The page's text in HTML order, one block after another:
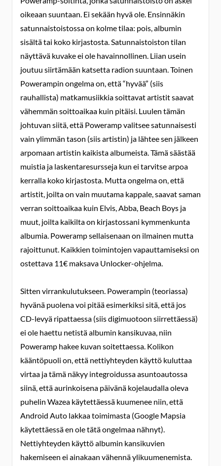
oikeaan suuntaan. Ei sekään hyvä ole. Ensinnäkin
satunnaistoistossa on kolme tilaa: pois, albumin
sisältä tai koko kirjastosta. Satunnaistoiston tilan
näyttävä kuvake ei ole havainnollinen. Liian usein
joutuu siirtämään katsetta radion suuntaan. Toinen
Powerampin ongelma on, että “hyvää” (siis
rauhallista) matkamusiikkia soittavat artistit saavat
vähemmän soittoaikaa kuin pitäisi. Luulen tämän
johtuvan siitä, että Poweramp valitsee satunnaisesti
vain ylimmän tason (siis artistin) ja lähtee sen jälkeen
arpomaan artistin kaikista albumeista. Tämä säästää
muistia ja laskentaresursseja kun ei tarvitse arpoa
kerralla koko kirjastosta. Mutta ongelma on, että
artistit, joilta on vain muutama kappale, saavat saman
verran soittoaikaa kuin Elvis, Abba, Beach Boys ja
muut, joilta kaikilta on kirjastossani kymmenkunta
albumia. Poweramp sellaisenaan on ilmainen mutta
rajoittunut. Kaikkien toimintojen vapauttamiseksi on
ostettava 11€ maksava Unlocker-ohjelma.
Sitten virrankulutukseen. Powerampin (teoriassa)
hyvänä puolena voi pitää esimerkiksi sitä, että jos
CD-levyä ripattaessa (siis digimuotoon siirrettäessä)
ei ole haettu netistä albumin kansikuvaa, niin
Poweramp hakee kuvan soitettaessa. Kolikon
kääntöpuoli on, että nettiyhteyden käyttö kuluttaa
virtaa ja tämä näkyy integroidussa asuntoautossa
siinä, että aurinkoisena päivänä kojelaudalla oleva
puhelin Wazea käytettäessä kuumenee niin, että
Android Auto lakkaa toimimasta (Google Mapsia
käytettäessä en ole tätä ongelmaa nähnyt).
Nettiyhteyden käyttö albumin kansikuvien
hakemiseen ei ainakaan vähennä ylikuumenemista.